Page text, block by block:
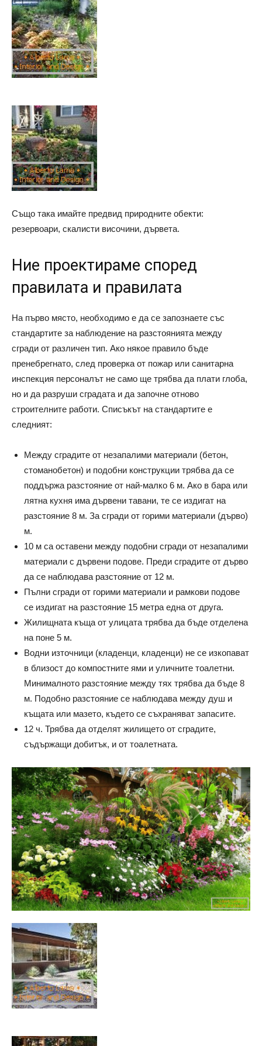
Също така имайте предвид природните обекти:
резервоари, скалисти височини, дървета.
Ние проектираме според
правилата и правилата
На първо място, необходимо е да се запознаете със
стандартите за наблюдение на разстоянията между
сгради от различен тип. Ако някое правило бъде
пренебрегнато, след проверка от пожар или санитарна
инспекция персоналът не само ще трябва да плати глоба,
но и да разруши сградата и да започне отново
строителните работи. Списъкът на стандартите е
следният:
Между сградите от незапалими материали (бетон,
стоманобетон) и подобни конструкции трябва да се
поддържа разстояние от най-малко 6 м. Ако в бара или
лятна кухня има дървени тавани, те се издигат на
разстояние 8 м. За сгради от горими материали (дърво)
м.
10 м са оставени между подобни сгради от незапалими
материали с дървени подове. Преди сградите от дърво
да се наблюдава разстояние от 12 м.
Пълни сгради от горими материали и рамкови подове
се издигат на разстояние 15 метра една от друга.
Жилищната къща от улицата трябва да бъде отделена
на поне 5 м.
Водни източници (кладенци, кладенци) не се изкопават
в близост до компостните ями и уличните тоалетни.
Минималното разстояние между тях трябва да бъде 8
м. Подобно разстояние се наблюдава между душ и
къщата или мазето, където се съхраняват запасите.
12 ч. Трябва да отделят жилището от сградите,
съдържащи добитък, и от тоалетната.